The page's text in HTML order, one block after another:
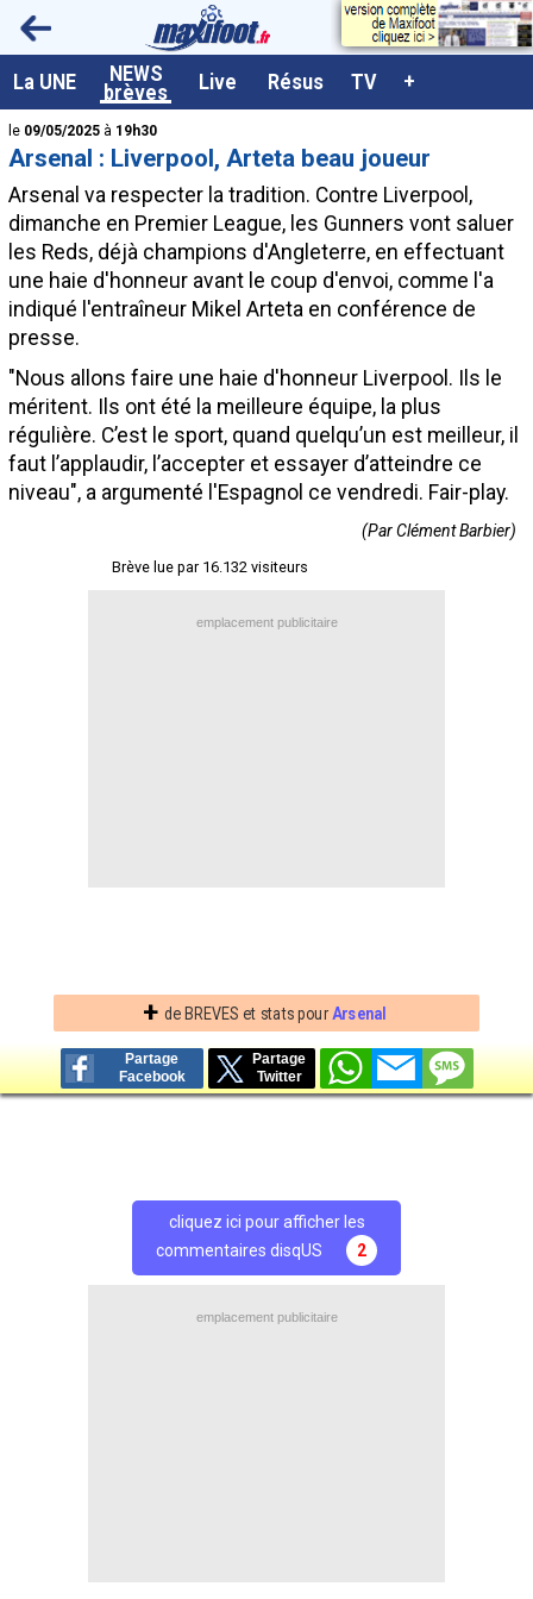
La UNE NEWS
brèves Live Résus TV +
<
le 09/05/2025 à 19h30
Arsenal : Liverpool, Arteta beau joueur
Arsenal va respecter la tradition. Contre Liverpool,
dimanche en Premier League, les Gunners vont saluer
les Reds, déjà champions d'Angleterre, en effectuant
une haie d'honneur avant le coup d'envoi, comme l'a
indiqué l'entraîneur Mikel Arteta en conférence de
presse.
"Nous allons faire une haie d'honneur Liverpool. Ils le
méritent. Ils ont été la meilleure équipe, la plus
régulière. C’est le sport, quand quelqu’un est meilleur, il
faut l’applaudir, l’accepter et essayer d’atteindre ce
niveau", a argumenté l'Espagnol ce vendredi. Fair-play.
(Par Clément Barbier)
Brève lue par 16.132 visiteurs
emplacement publicitaire
+ de BREVES et stats pour Arsenal
Partage
Facebook
Partage
Twitter
cliquez ici pour afficher les
commentaires disqUS
2
emplacement publicitaire
A la UNE
Dernières brèves
Live / Matchs en direct
Résultats et Classements
Class. buteurs européens
Programme TV foot
Vidéos
Sondages
Tableau transferts L1
Taille de la police
Contact / Signaler un bug